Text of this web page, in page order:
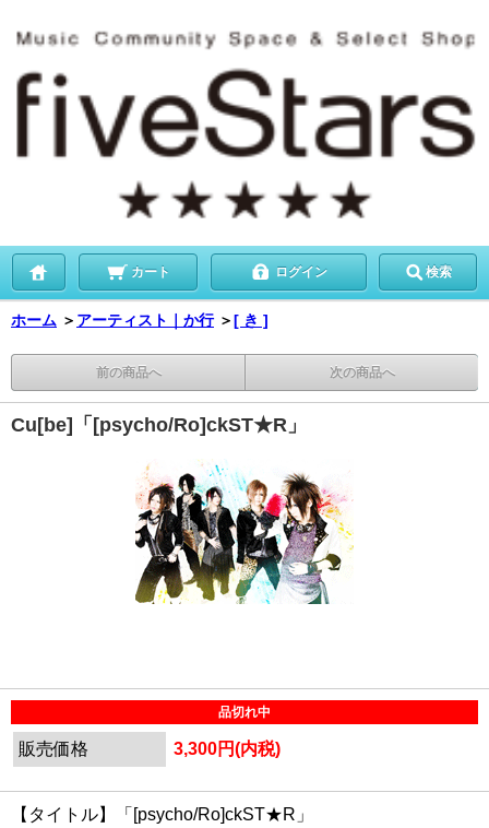
カート ログイン 検索
ホーム ＞ アーティスト｜か行 ＞[ き ]
前の商品へ 次の商品へ
Cu[be]「[psycho/Ro]ckST★R」
品切れ中
販売価格 3,300円(内税)
【タイトル】「[psycho/Ro]ckST★R」